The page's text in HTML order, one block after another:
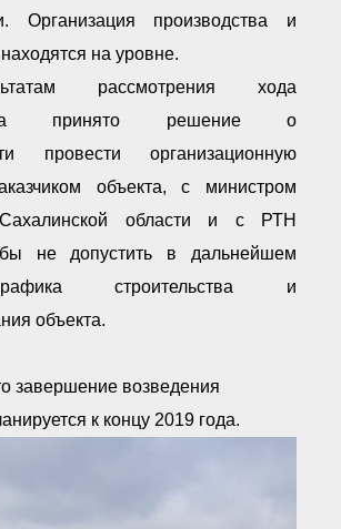
Организация производства и
на уровне.
рассмотрения хода
принято решение о
провести организационную
объекта, с министром
Сахалинской области и с РТН
не допустить в дальнейшем
строительства и
объекта.
завершение возведения
к концу 2019 года.